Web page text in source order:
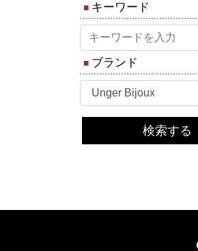
キーワード
ブランド
検索する